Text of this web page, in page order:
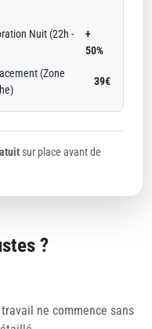
Nuit (22h -
+
50%
(Zone
39€
sur place avant de
?
ne commence sans